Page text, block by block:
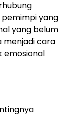
pemimpi yang
yang belum
menjadi cara
emosional